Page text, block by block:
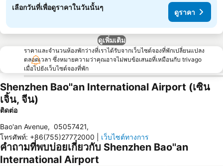
เลือกวันที่เพื่อดูราคาในวันนั้นๆ
ดูราคา
ดูเพิ่มเติม
ราคาและจำนวนห้องพักว่างที่เราได้รับจากเว็บไซต์จองที่พักเปลี่ยนแปลง
ตลอดเวลา ซึ่งหมายความว่าคุณอาจไม่พบข้อเสนอที่เหมือนกับ trivago
เมื่อไปยังเว็บไซต์จองที่พัก
Shenzhen Bao''an International Airport (เซิน
เจิ้น, จีน)
ติดต่อ
Bao'an Avenue, 05057421,
โทรศัพท์: +86(755)27772000 เว็บไซต์ทางการ
คำถามที่พบบ่อยเกี่ยวกับ Shenzhen Bao''an
International Airport